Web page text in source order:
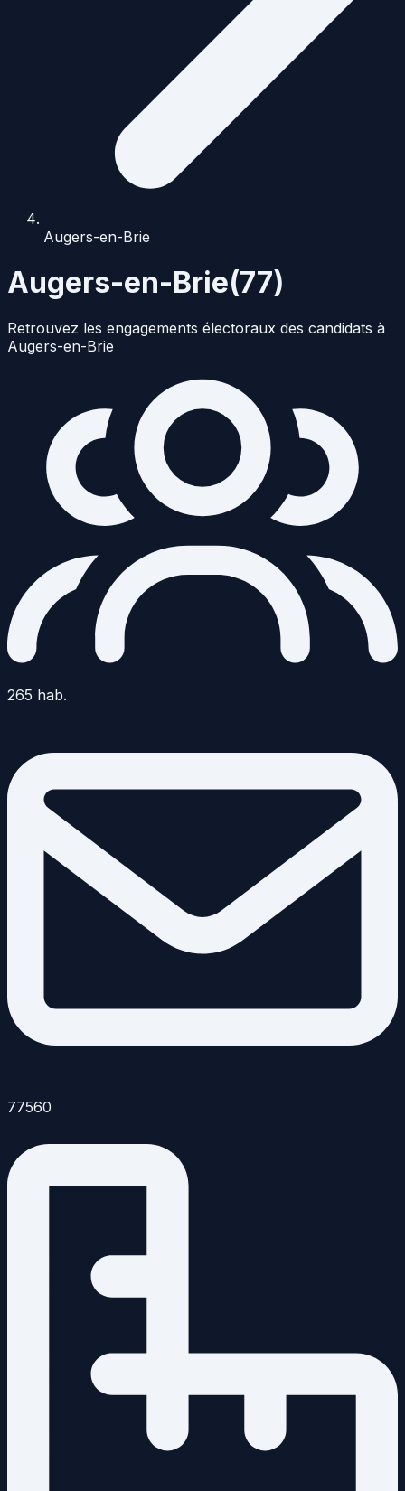
Augers-en-Brie
Augers-en-Brie(77)
Retrouvez les engagements électoraux des candidats à
Augers-en-Brie
265 hab.
77560